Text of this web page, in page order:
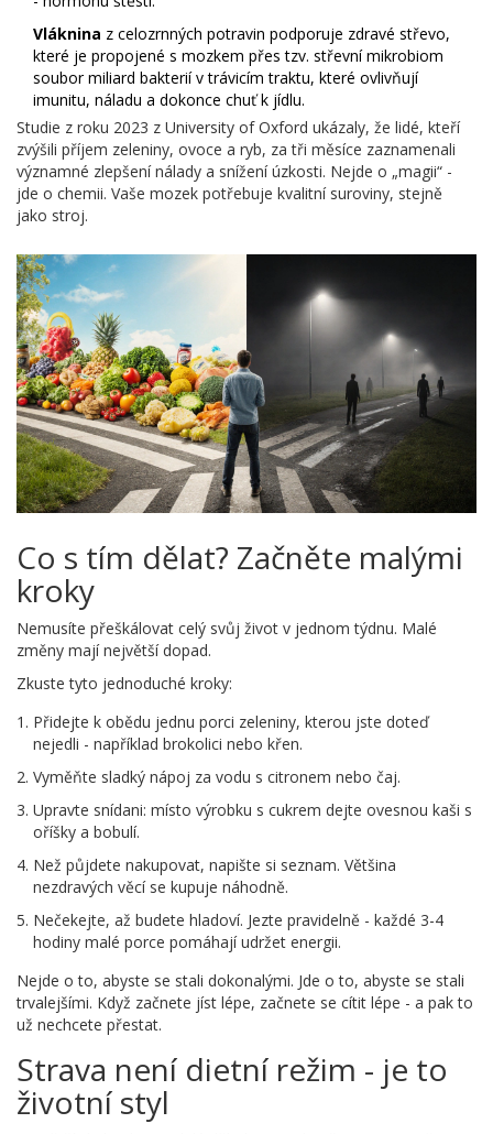
Vláknina z celozrnných potravin podporuje zdravé střevo,
které je propojené s mozkem přes tzv. střevní mikrobiom
soubor miliard bakterií v trávicím traktu, které ovlivňují
imunitu, náladu a dokonce chuť k jídlu.
Studie z roku 2023 z University of Oxford ukázaly, že lidé, kteří
zvýšili příjem zeleniny, ovoce a ryb, za tři měsíce zaznamenali
významné zlepšení nálady a snížení úzkosti. Nejde o „magii“ -
jde o chemii. Vaše mozek potřebuje kvalitní suroviny, stejně
jako stroj.
Co s tím dělat? Začněte malými
kroky
Nemusíte přeškálovat celý svůj život v jednom týdnu. Malé
změny mají největší dopad.
Zkuste tyto jednoduché kroky:
Přidejte k obědu jednu porci zeleniny, kterou jste doteď
nejedli - například brokolici nebo křen.
Vyměňte sladký nápoj za vodu s citronem nebo čaj.
Upravte snídani: místo výrobku s cukrem dejte ovesnou kaši s
oříšky a bobulí.
Než půjdete nakupovat, napište si seznam. Většina
nezdravých věcí se kupuje náhodně.
Nečekejte, až budete hladoví. Jezte pravidelně - každé 3-4
hodiny malé porce pomáhají udržet energii.
Nejde o to, abyste se stali dokonalými. Jde o to, abyste se stali
trvalejšími. Když začnete jíst lépe, začnete se cítit lépe - a pak to
už nechcete přestat.
Strava není dietní režim - je to
životní styl